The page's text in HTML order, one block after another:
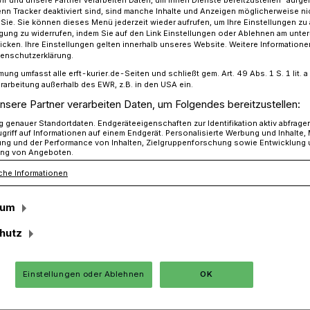
Vermessungstechniker zeichnen Schablone per GPS auf den
zeichnen Schablone per GPS auf
sich
des RWE aus dem ganzen
zu einem überdimensionalen und nur
aufgestellt.
Tracker deaktiviert sind, sind manche Inhalte und Anzeigen möglicherweise
Sie können dieses Menü jederzeit wieder aufrufen, um Ihre Einstellungen zu
zu widerrufen, indem Sie auf den Link Einstellungen oder Ablehnen am
Ihre Einstellungen gelten innerhalb unseres Website. Weitere
umfasst alle erft-kurier.de-Seiten und schließt gem. Art. 49 Abs. 1 S. 1 lit. a
außerhalb des EWR, z.B. in den USA ein.
Partner verarbeiten Daten, um Folgendes bereitzustellen:
genauer Standortdaten. Endgeräteeigenschaften zur Identifikation aktiv
auf Informationen auf einem Endgerät. Personalisierte Werbung und Inhalte,
und der Performance von Inhalten, Zielgruppenforschung sowie Entwicklung
von Angeboten.
Informationen
Einstellungen oder Ablehnen OK